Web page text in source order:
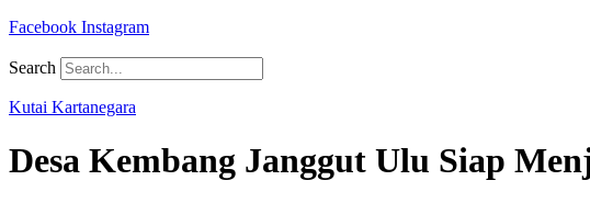
Facebook Instagram
Search
Kutai Kartanegara
Desa Kembang Janggut Ulu Siap